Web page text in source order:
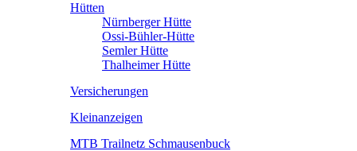
Hütten
Nürnberger Hütte
Ossi-Bühler-Hütte
Semler Hütte
Thalheimer Hütte
Versicherungen
Kleinanzeigen
MTB Trailnetz Schmausenbuck